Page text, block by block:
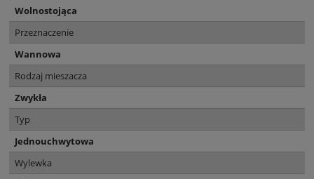
Wolnostojąca
Przeznaczenie
Wannowa
Rodzaj mieszacza
Zwykła
Typ
Jednouchwytowa
Wylewka